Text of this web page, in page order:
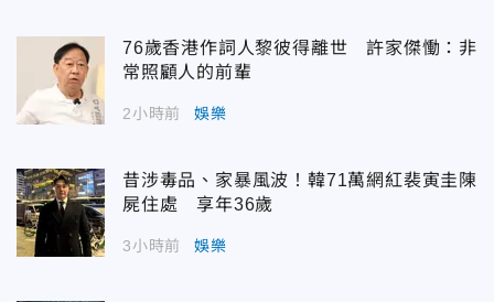
76歲香港作詞人黎彼得離世 許家傑慟：非
常照顧人的前輩
2小時前 娛樂
昔涉毒品、家暴風波！韓71萬網紅裴寅圭陳
屍住處 享年36歲
3小時前 娛樂